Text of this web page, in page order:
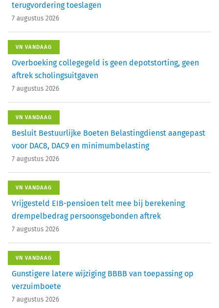
terugvordering toeslagen
7 augustus 2026
VN VANDAAG
Overboeking collegegeld is geen depotstorting, geen
aftrek scholingsuitgaven
7 augustus 2026
VN VANDAAG
Besluit Bestuurlijke Boeten Belastingdienst aangepast
voor DAC8, DAC9 en minimumbelasting
7 augustus 2026
VN VANDAAG
Vrijgesteld EIB-pensioen telt mee bij berekening
drempelbedrag persoonsgebonden aftrek
7 augustus 2026
VN VANDAAG
Gunstigere latere wijziging BBBB van toepassing op
verzuimboete
7 augustus 2026